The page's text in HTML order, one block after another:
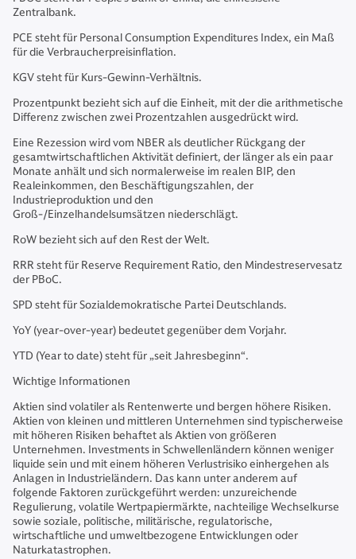
Zentralbank.
PCE steht für Personal Consumption Expenditures Index, ein Maß
für die Verbraucherpreisinflation.
KGV steht für Kurs-Gewinn-Verhältnis.
Prozentpunkt bezieht sich auf die Einheit, mit der die arithmetische
Differenz zwischen zwei Prozentzahlen ausgedrückt wird.
Eine Rezession wird vom NBER als deutlicher Rückgang der
gesamtwirtschaftlichen Aktivität definiert, der länger als ein paar
Monate anhält und sich normalerweise im realen BIP, den
Realeinkommen, den Beschäftigungszahlen, der
Industrieproduktion und den
Groß-/Einzelhandelsumsätzen niederschlägt.
RoW bezieht sich auf den Rest der Welt.
RRR steht für Reserve Requirement Ratio, den Mindestreservesatz
der PBoC.
SPD steht für Sozialdemokratische Partei Deutschlands.
YoY (year-over-year) bedeutet gegenüber dem Vorjahr.
YTD (Year to date) steht für „seit Jahresbeginn“.
Wichtige Informationen
Aktien sind volatiler als Rentenwerte und bergen höhere Risiken.
Aktien von kleinen und mittleren Unternehmen sind typischerweise
mit höheren Risiken behaftet als Aktien von größeren
Unternehmen. Investments in Schwellenländern können weniger
liquide sein und mit einem höheren Verlustrisiko einhergehen als
Anlagen in Industrieländern. Das kann unter anderem auf
folgende Faktoren zurückgeführt werden: unzureichende
Regulierung, volatile Wertpapiermärkte, nachteilige Wechselkurse
sowie soziale, politische, militärische, regulatorische,
wirtschaftliche und umweltbezogene Entwicklungen oder
Naturkatastrophen.